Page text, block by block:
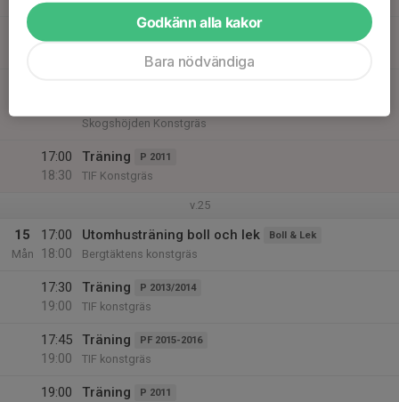
Kiosktjänst hemmamatch P13
Skogshöjden Konstgräs
17:00
18:30
Träning P 2011
TIF Konstgräs
v.25
15
Mån
17:00
18:00
Utomhusträning boll och lek Boll & Lek
Bergtäktens konstgräs
17:30
19:00
Träning P 2013/2014
TIF konstgräs
17:45
19:00
Träning PF 2015-2016
TIF konstgräs
19:00
Träning P 2011
Godkänn alla kakor
Bara nödvändiga